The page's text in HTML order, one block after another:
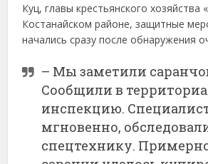
Куц, главы крестьянского хозяйства
Костанайском районе, защитные
начались сразу после обнаружения
– Мы заметили
Сообщили в
инспекцию.
мгновенно,
спецтехнику. Примерно